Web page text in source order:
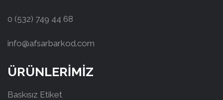
0 (532) 749 44 68
info@afsarbarkod.com
ÜRÜNLERİMİZ
Baskısız Etiket